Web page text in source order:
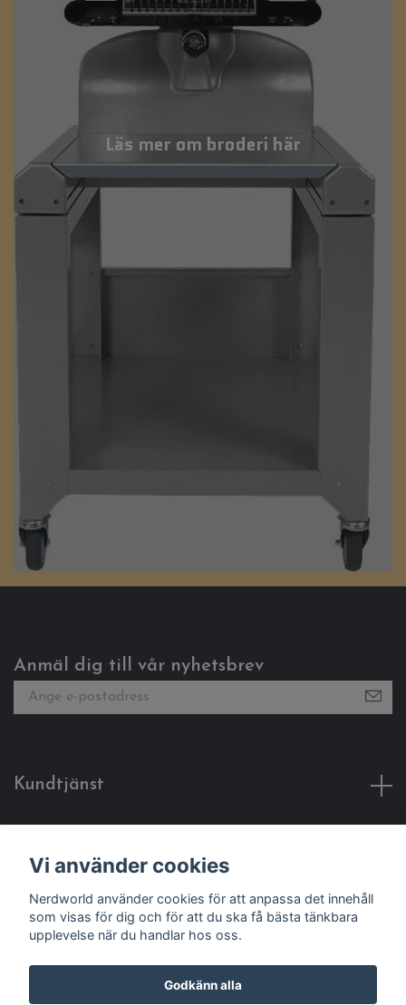
Läs mer om broderi här
Anmäl dig till vår nyhetsbrev
Kundtjänst
Sociala medier
Vi använder cookies
Nerdworld använder cookies för att anpassa det innehåll
som visas för dig och för att du ska få bästa tänkbara
upplevelse när du handlar hos oss.
Godkänn alla